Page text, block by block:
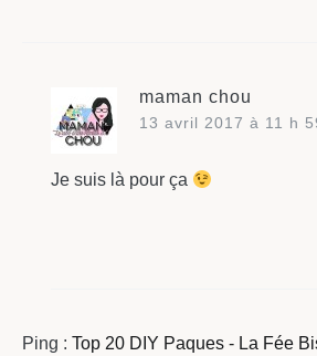
maman chou
13 avril 2017 à 11 h
Je suis là pour ça
Ping : Top 20 DIY Paques - La Fée